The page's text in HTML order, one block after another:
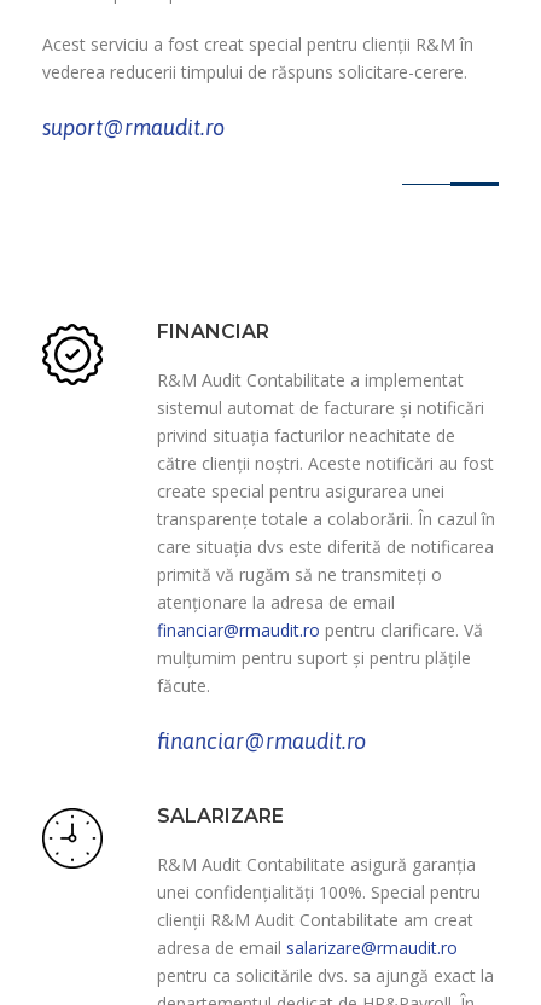
Acest serviciu a fost creat special pentru clienții R&M în
vederea reducerii timpului de răspuns solicitare-cerere.
suport@rmaudit.ro
FINANCIAR
R&M Audit Contabilitate a implementat
sistemul automat de facturare și notificări
privind situația facturilor neachitate de
către clienții noștri. Aceste notificări au fost
create special pentru asigurarea unei
transparențe totale a colaborării. În cazul în
care situația dvs este diferită de notificarea
primită vă rugăm să ne transmiteți o
atenționare la adresa de email
financiar@rmaudit.ro pentru clarificare. Vă
mulțumim pentru suport și pentru plățile
făcute.
financiar@rmaudit.ro
SALARIZARE
R&M Audit Contabilitate asigură garanția
unei confidențialități 100%. Special pentru
clienții R&M Audit Contabilitate am creat
adresa de email salarizare@rmaudit.ro
pentru ca solicitările dvs. sa ajungă exact la